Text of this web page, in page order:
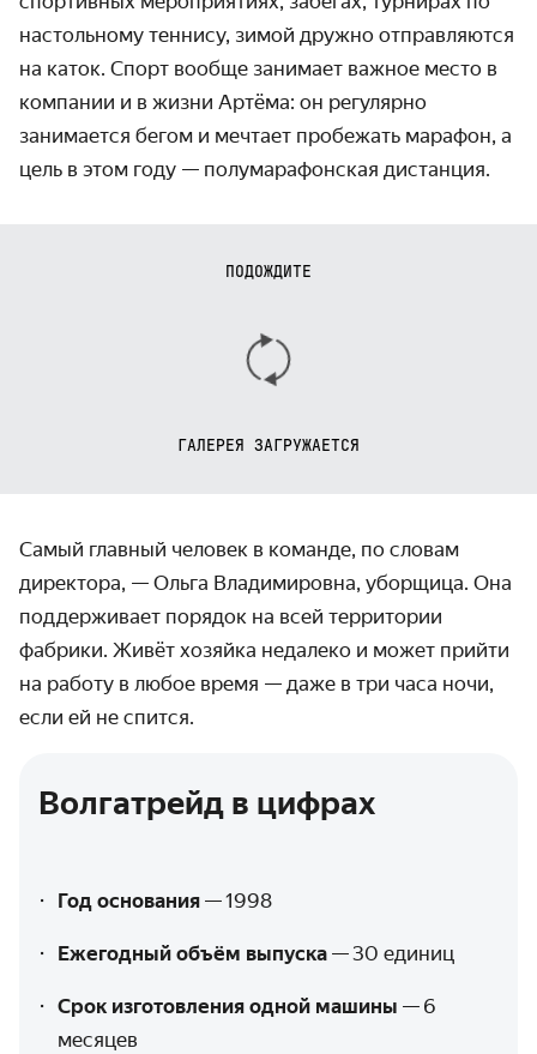
настольному теннису, зимой дружно отправляются
на каток. Спорт вообще занимает важное место в
компании и в жизни Артёма: он регулярно
занимается бегом и мечтает пробежать марафон, а
цель в этом году — полумарафонская дистанция.
ПОДОЖДИТЕ
ГАЛЕРЕЯ ЗАГРУЖАЕТСЯ
Самый главный человек в команде, по словам
директора, — Ольга Владимировна, уборщица. Она
поддерживает порядок на всей территории
фабрики. Живёт хозяйка недалеко и может прийти
на работу в любое время — даже в три часа ночи,
если ей не спится.
Волгатрейд в цифрах
Год основания —1998
Ежегодный объём выпуска —30 единиц
Срок изготовления одной машины — 6
месяцев